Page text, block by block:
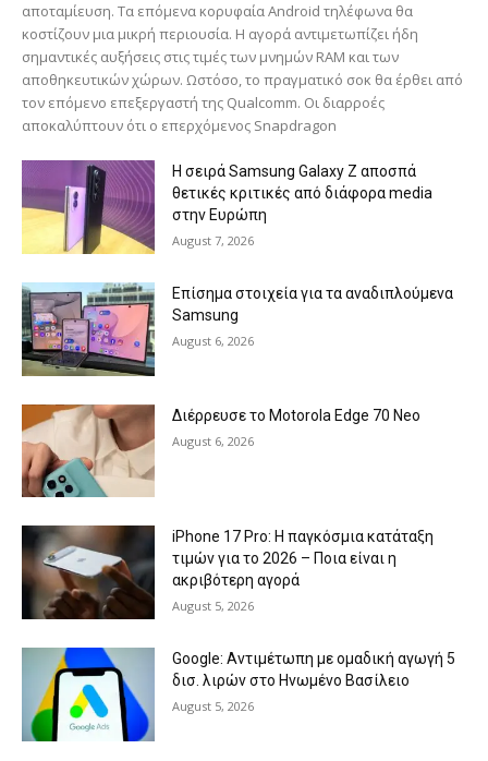
αποταμίευση. Τα επόμενα κορυφαία Android τηλέφωνα θα
κοστίζουν μια μικρή περιουσία. Η αγορά αντιμετωπίζει ήδη
σημαντικές αυξήσεις στις τιμές των μνημών RAM και των
αποθηκευτικών χώρων. Ωστόσο, το πραγματικό σοκ θα έρθει από
τον επόμενο επεξεργαστή της Qualcomm. Οι διαρροές
αποκαλύπτουν ότι ο επερχόμενος Snapdragon
Η σειρά Samsung Galaxy Z αποσπά
θετικές κριτικές από διάφορα media
στην Ευρώπη
August 7, 2026
Επίσημα στοιχεία για τα αναδιπλούμενα
Samsung
August 6, 2026
Διέρρευσε το Motorola Edge 70 Neo
August 6, 2026
iPhone 17 Pro: Η παγκόσμια κατάταξη
τιμών για το 2026 – Ποια είναι η
ακριβότερη αγορά
August 5, 2026
Google: Αντιμέτωπη με ομαδική αγωγή 5
δισ. λιρών στο Ηνωμένο Βασίλειο
August 5, 2026